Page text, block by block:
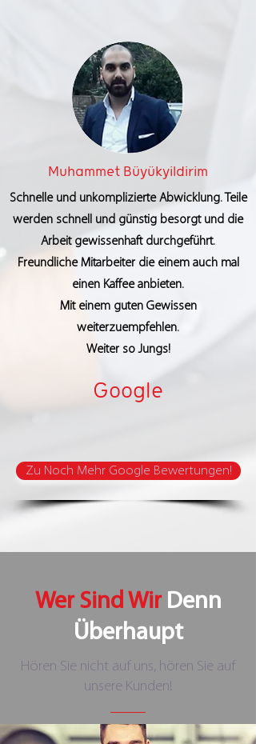
Muhammet Büyükyildirim
Schnelle und unkomplizierte Abwicklung. Teile
werden schnell und günstig besorgt und die
Arbeit gewissenhaft durchgeführt.
Freundliche Mitarbeiter die einem auch mal
einen Kaffee anbieten.
Mit einem guten Gewissen
weiterzuempfehlen.
Weiter so Jungs!
Google
Zu Noch Mehr Google Bewertungen!
Wer Sind WirDenn
Überhaupt
Hören Sie nicht auf uns, hören Sie auf
unsere Kunden!